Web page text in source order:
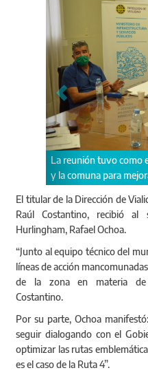
La reunión tuvo como
y la comuna para
El titular de la Dirección de
Raúl Costantino, recibió al
Hurlingham, Rafael Ochoa.
“Junto al equipo técnico del
líneas de acción
de la zona en materia de
Costantino.
Por su parte, Ochoa
seguir dialogando con el
optimizar las rutas
es el caso de la Ruta 4”.